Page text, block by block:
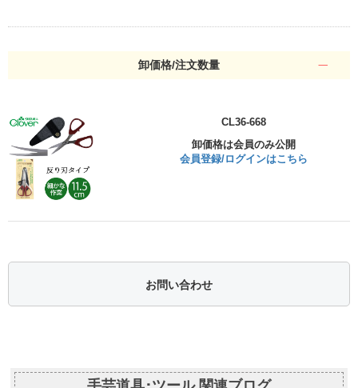
卸価格/注文数量
CL36-668
卸価格は会員のみ公開
会員登録/ログインはこちら
お問い合わせ